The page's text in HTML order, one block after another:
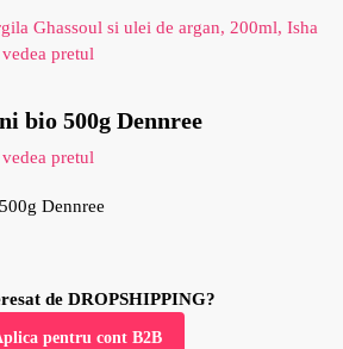
Ghassoul si ulei de argan, 200ml, Isha
pretul
bio 500g Dennree
pretul
Dennree
de DROPSHIPPING?
pentru cont B2B